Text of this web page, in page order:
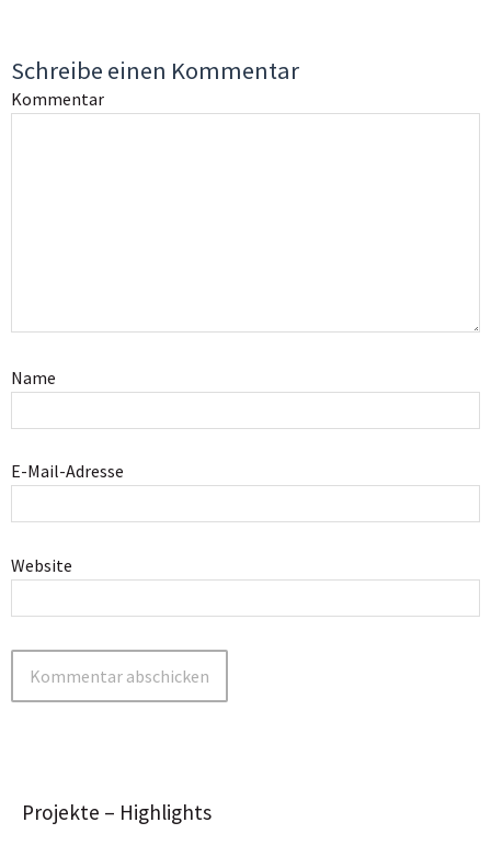
Schreibe einen Kommentar
Kommentar
Name
E-Mail-Adresse
Website
Projekte – Highlights